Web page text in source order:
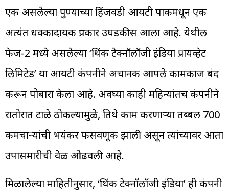
एक असलेल्या पुण्याच्या हिंजवडी आयटी पार्कमधून एक
अत्यंत धक्कादायक प्रकार उघडकीस आला आहे. येथील
फेज-2 मध्ये असलेल्या ‘थिंक टेक्नॉलॉजी इंडिया प्रायव्हेट
लिमिटेड’ या आयटी कंपनीने अचानक आपले कामकाज बंद
करून पोबारा केला आहे. अवघ्या काही महिन्यांतच कंपनीने
रातोरात टाळे ठोकल्यामुळे, तिथे काम करणाऱ्या तब्बल 700
कर्मचाऱ्यांची भयंकर फसवणूक झाली असून त्यांच्यावर आता
उपासमारीची वेळ ओढवली आहे.
मिळालेल्या माहितीनुसार, ‘थिंक टेक्नॉलॉजी इंडिया’ ही कंपनी